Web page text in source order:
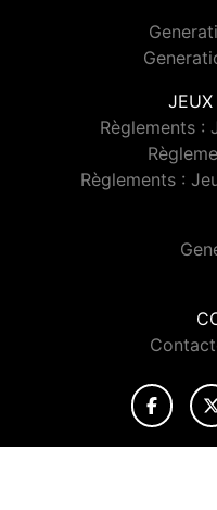
JEUX
Règlements :
Règlements :